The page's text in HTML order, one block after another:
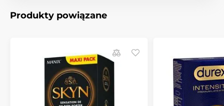
Produkt znajduje się w kategoriach
Dodatkowe bezpieczne prezerwatywy
Produkty powiązane